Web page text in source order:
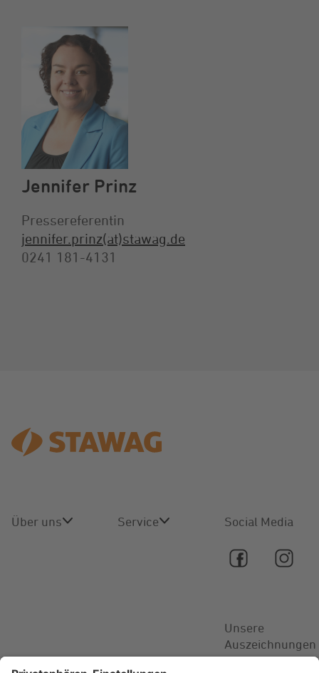
Jennifer Prinz
Pressereferentin
jennifer.prinz(at)stawag.de
0241 181-4131
Über uns Service Social Media
Unsere
Auszeichnungen